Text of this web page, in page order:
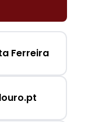
Ferreira